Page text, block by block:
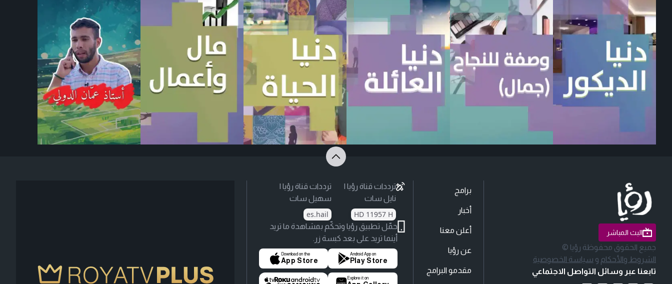
البث المباشر
جميع الحقوق محفوظة رؤيا ©
الشروط والأحكام و سياسة الخصوصية
تابعنا عبر وسائل التواصل الاجتماعي
برامج
أخبار
أعلن معنا
عن رؤيا
مقدمو البرامج
ترددات قناة رؤيا |
نايل سات
HD 11957 H
ترددات قناة رؤيا |
سهيل سات
es.hail
حمّل تطبيق رؤيا وتحكّم بمشاهدة ما تريد
أينما تريد على بعد كبسة زر.
Android App on
Play Store
Download on the
App Store
Explore it on